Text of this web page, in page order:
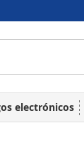
electrónicos